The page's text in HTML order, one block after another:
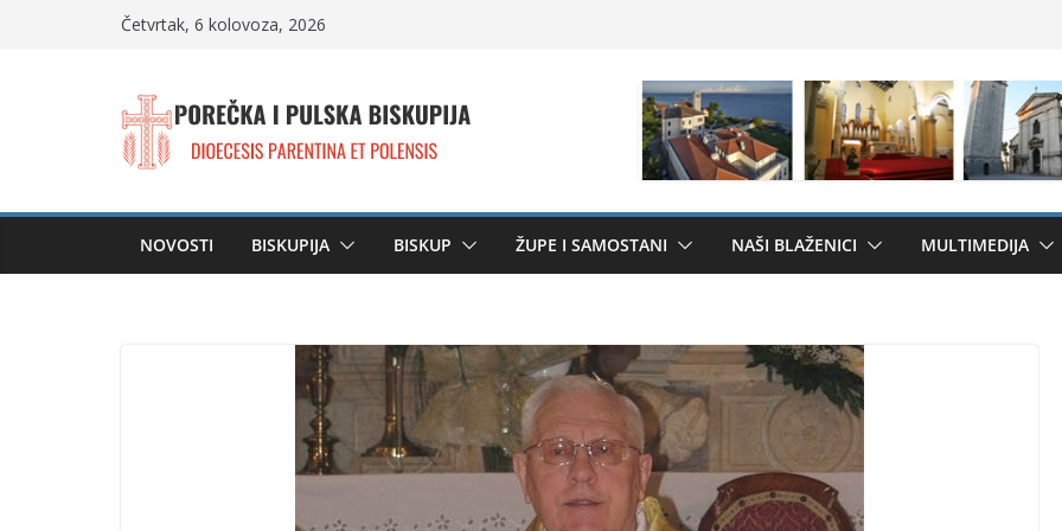
Četvrtak, 6 kolovoza, 2026
NOVOSTI BISKUPIJA BISKUP ŽUPE I SAMOSTANI NAŠI BLAŽENICI MULTIMEDIJA